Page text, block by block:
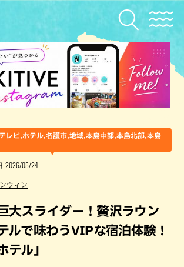
レビ,ホテル,名護市,地域,本島中部,本島北部,本島
2026/05/24
ウィン
大スライダー！贅沢ラウン
ルで味わうVIPな宿泊体験！
テル」